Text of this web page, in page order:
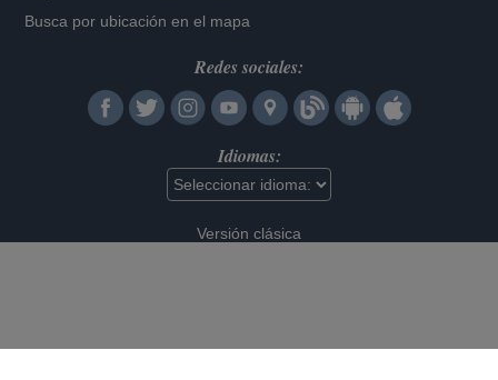
Busca por ubicación en el mapa
Redes sociales:
Idiomas:
Versión clásica